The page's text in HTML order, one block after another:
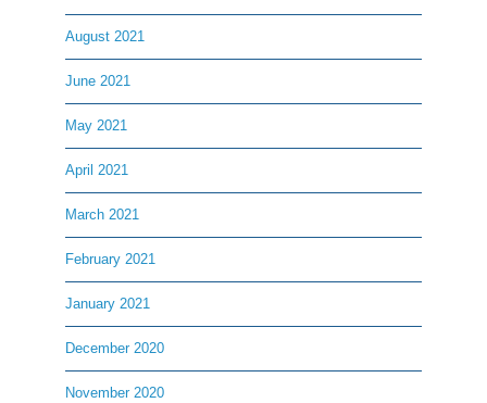
August 2021
June 2021
May 2021
April 2021
March 2021
February 2021
January 2021
December 2020
November 2020